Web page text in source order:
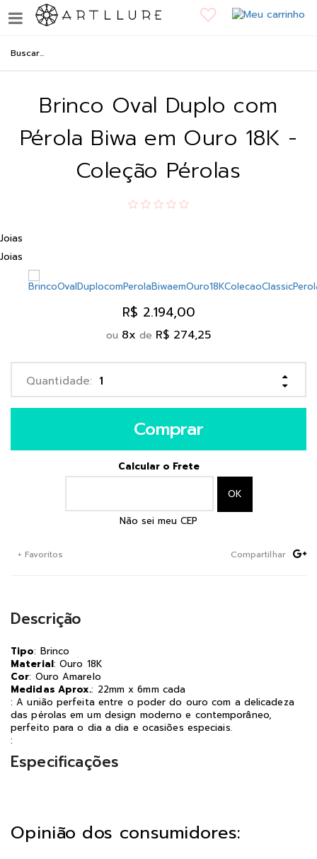
Brinco Oval Duplo com
Pérola Biwa em Ouro 18K -
Coleção Pérolas
Joias
Joias
R$ 2.194,00
ou 8x de R$ 274,25
Comprar
Calcular o Frete
Não sei meu CEP
+ Favoritos Compartilhar
Descrição
Tipo: Brinco
Material: Ouro 18K
Cor: Ouro Amarelo
Medidas Aprox.: 22mm x 6mm cada
: A união perfeita entre o poder do ouro com a delicadeza
das pérolas em um design moderno e contemporâneo,
perfeito para o dia a dia e ocasiões especiais.
:
Especificações
Opinião dos consumidores: